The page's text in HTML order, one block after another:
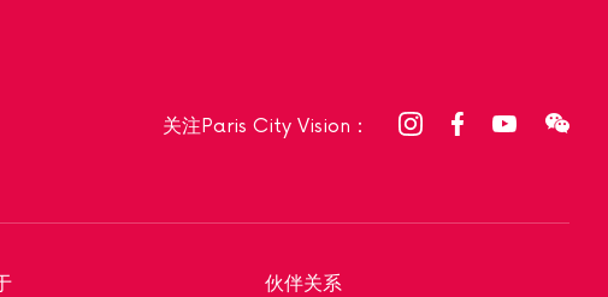
关注Paris City Vision：
伙伴关系